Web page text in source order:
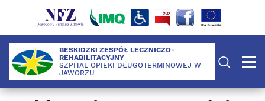
BESKIDZKI ZESPÓŁ LECZNICZO-
REHABILITACYJNY
SZPITAL OPIEKI DŁUGOTERMINOWEJ W
JAWORZU